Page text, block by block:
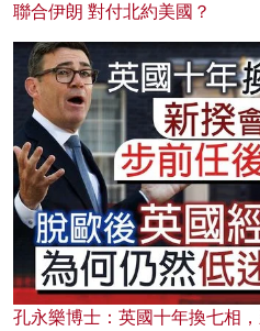
聯合伊朗 對付北約美國？
孔永樂博士：英國十年換七相